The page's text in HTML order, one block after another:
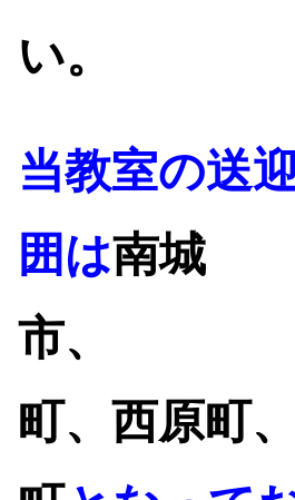
い。
当教室の送
囲は南城
市、
町、西原町